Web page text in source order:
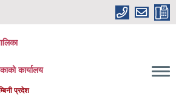
कार्यालय
प्रदेश